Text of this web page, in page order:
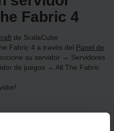
Fabric 4
de ScalaCube
Fabric 4 a través del Panel de
su servidor → Servidores
de juegos → All The Fabric